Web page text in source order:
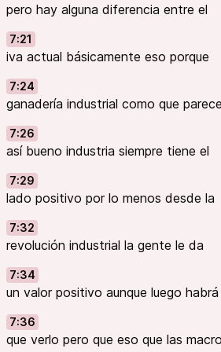
pero hay alguna diferencia entre el
7:21
iva actual básicamente eso porque
7:24
ganadería industrial como que parece
7:26
así bueno industria siempre tiene el
7:29
lado positivo por lo menos desde la
7:32
revolución industrial la gente le da
7:34
un valor positivo aunque luego habrá
7:36
que verlo pero que eso que las